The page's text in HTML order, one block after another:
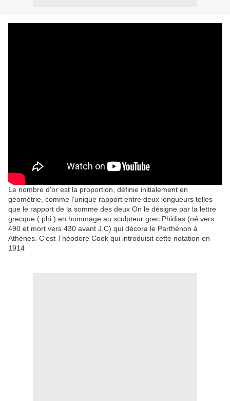
Le nombre d'or est la proportion, définie initialement en
géométrie, comme l'unique rapport entre deux longueurs telles
que le rapport de la somme des deux On le désigne par la lettre
grecque ( phi ) en hommage au sculpteur grec Phidias (né vers
490 et mort vers 430 avant J.C) qui décora le Parthénon à
Athènes. C'est Théodore Cook qui introduisit cette notation en
1914